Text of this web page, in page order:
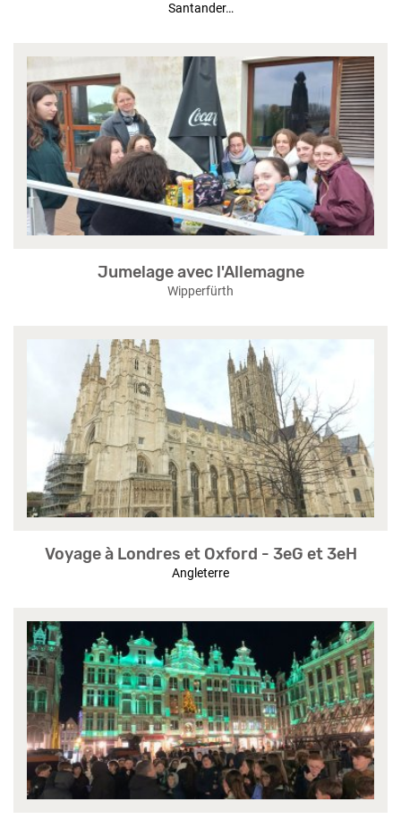
Santander…
Jumelage avec l'Allemagne
Wipperfürth
Voyage à Londres et Oxford - 3eG et 3eH
Angleterre